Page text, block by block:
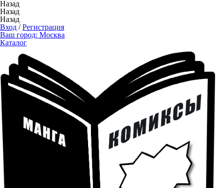
Назад
Назад
Назад
Вход /Регистрация
Ваш город: Москва
Каталог